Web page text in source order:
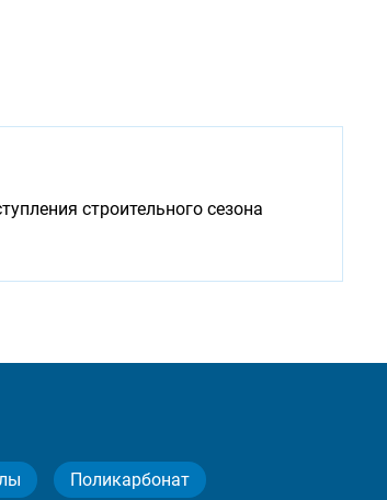
строительного сезона
Поликарбонат